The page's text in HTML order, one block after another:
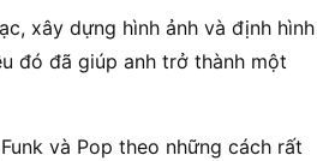
xây dựng hình ảnh và định hình
đó đã giúp anh trở thành một
và Pop theo những cách rất